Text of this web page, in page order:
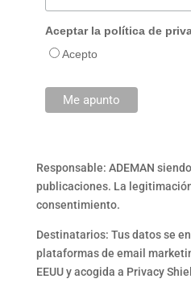
Aceptar la política de
Acepto
Responsable: ADEMAN
publicaciones. La
consentimiento.
Destinatarios: Tus datos se
plataformas de email
EEUU y acogida a Privacy